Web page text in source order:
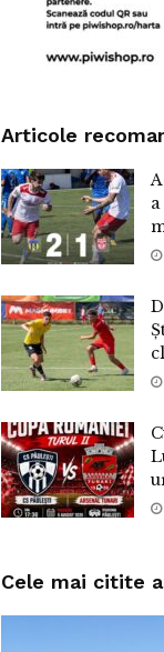
Articole
Cele mai citite